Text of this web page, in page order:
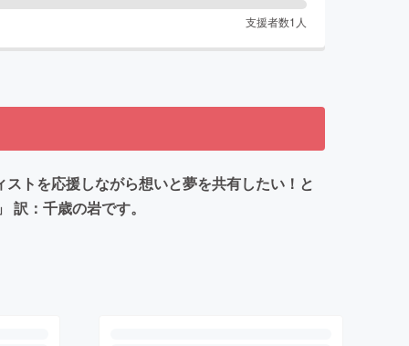
支援者数1 人
トを応援しながら想いと夢を共有したい！と
：千歳の岩です。